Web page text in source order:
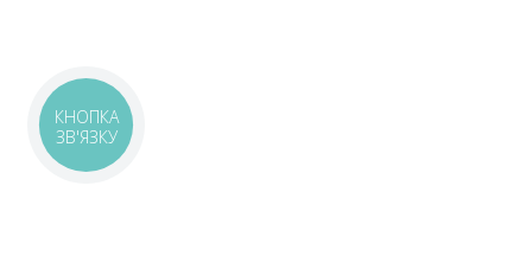
КНОПКА
ЗВ'ЯЗКУ